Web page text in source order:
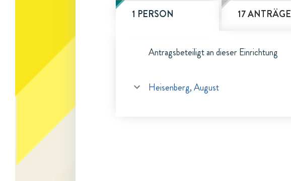
1 PERSON 17 ANTRÄGE
Antragsbeteiligt an dieser Einrichtung
Heisenberg, August